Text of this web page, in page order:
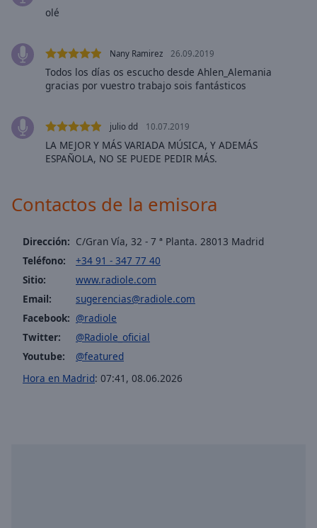
Fullscreen
Beginning
will
cancel
close
window.
Color
Opacity
olé
Nany Ramirez 26.09.2019
Todos los días os escucho desde Ahlen_Alemania
gracias por vuestro trabajo sois fantásticos
julio dd 10.07.2019
LA MEJOR Y MÁS VARIADA MÚSICA, Y ADEMÁS
ESPAÑOLA, NO SE PUEDE PEDIR MÁS.
Contactos de la emisora
Dirección: C/Gran Vía, 32 - 7 ª Planta. 28013 Madrid
Teléfono:
+34 91 - 347 77 40
Sitio:
www.radiole.com
Email:
sugerencias@radiole.com
Facebook: @radiole
Twitter:
@Radiole_oficial
Youtube:
@featured
Hora en Madrid: 07:41 , 08.06.2026